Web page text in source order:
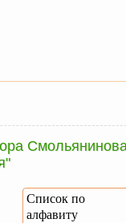
Список по
алфавиту